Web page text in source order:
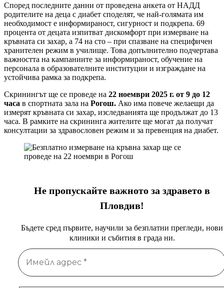
Според последните данни от проведена анкета от НАДД
родителите на деца с диабет споделят, че най-голямата им
необходимост е информираност, сигурност и подкрепа. 69
процента от децата изпитват дискомфорт при измерване на
кръвната си захар, а 74 на сто – при спазване на специфичен
хранителен режим в училище. Това допълнително подчертава
важността на кампаниите за информираност, обучение на
персонала в образователните институции и изграждане на
устойчива рамка за подкрепа.
Скринингът ще се проведе на 22 ноември 2025 г. от 9 до 12
часа в спортната зала на Рогош. Ако има повече желаещи да
измерят кръвната си захар, изследванията ще продължат до 13
часа. В рамките на скрининга жителите ще могат да получат
консултации за здравословен режим и за превенция на диабет.
Не пропускайте важното за здравето в
Пловдив!
Бъдете сред първите, научили за безплатни прегледи, нови
клиники и събития в града ни.